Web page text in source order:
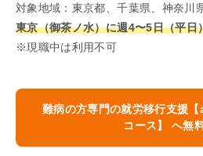
対象地域：東京都、千葉県、神奈川
東京（御茶ノ水）に週4〜5日（平日
※現職中は利用不可
難病の方専門の就労移行支援【
コース】 へ無